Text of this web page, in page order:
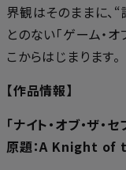
界観はそのままに、
とのない「ゲーム・
こからはじまります。
【作品情報】
「ナイト・オブ・ザ・
原題：A Knight